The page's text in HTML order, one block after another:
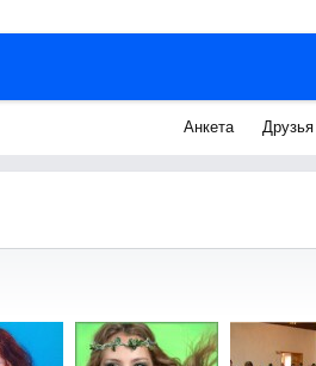
Анкета Друзья